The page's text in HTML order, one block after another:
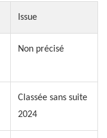
Issue
Non précisé
Classée sans suite
2024